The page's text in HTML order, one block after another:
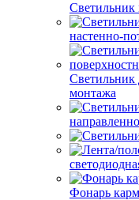
Светильник
настенно-
Светильник
монтажа
Фонарь